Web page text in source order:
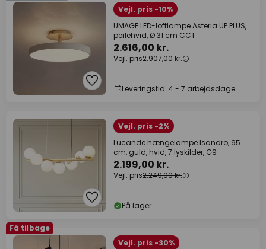
Vejl. pris -10%
UMAGE LED-loftlampe Asteria UP PLUS,
perlehvid, Ø 31 cm CCT
2.616,00 kr.
Vejl. pris2.907,00 kr.
Leveringstid: 4 - 7 arbejdsdage
Vejl. pris -2%
Lucande hængelampe Isandro, 95
cm, guld, hvid, 7 lyskilder, G9
2.199,00 kr.
Vejl. pris2.249,00 kr.
På lager
Få tilbage
Vejl. pris -30%